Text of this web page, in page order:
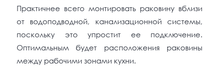
Практичнее всего монтировать раковину вблизи
от водоподводной, канализационной системы,
поскольку это упростит ее подключение.
Оптимальным будет расположения раковины
между рабочими зонами кухни.